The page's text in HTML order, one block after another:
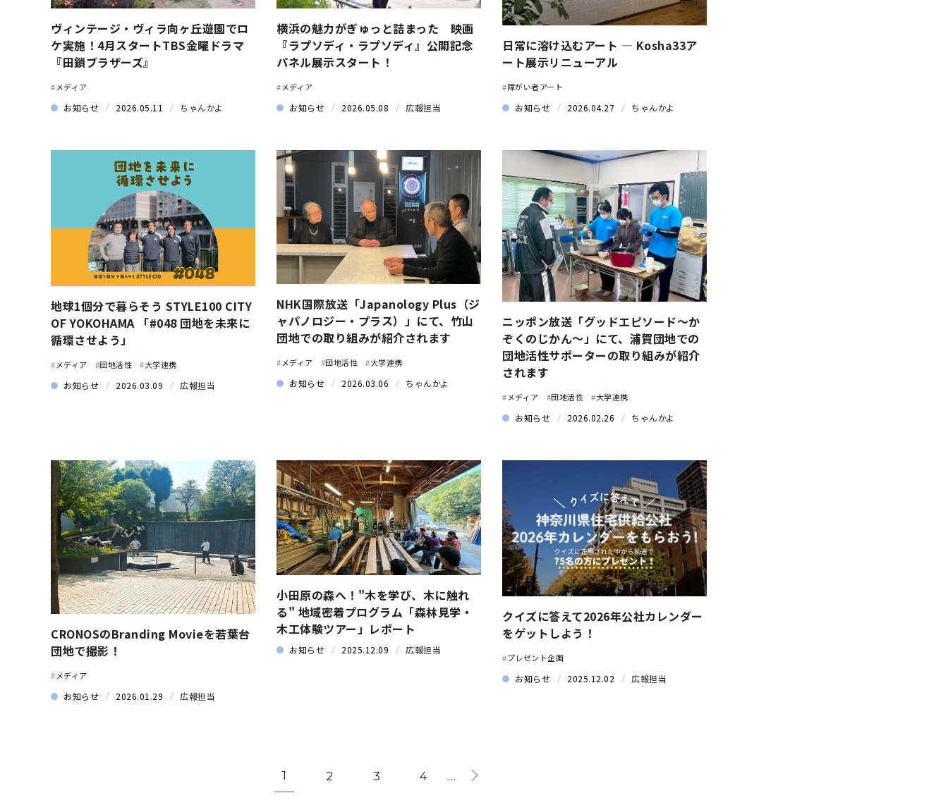
ヴィンテージ・ヴィラ向ヶ丘遊園でロ
ケ実施！4月スタートTBS金曜ドラマ
『田鎖ブラザーズ』
#メディア
お知らせ 2026.05.11 ちゃんかよ
横浜の魅力がぎゅっと詰まった 映画
『ラプソディ・ラプソディ』公開記念
パネル展示スタート！
#メディア
お知らせ 2026.05.08 広報担当
日常に溶け込むアート ― Kosha33ア
ート展示リニューアル
#障がい者アート
お知らせ 2026.04.27 ちゃんかよ
地球1個分で暮らそう STYLE100 CITY
OF YOKOHAMA 「#048 団地を未来に
循環させよう」
#メディア #団地活性 #大学連携
お知らせ 2026.03.09 広報担当
NHK国際放送「Japanology Plus（ジ
ャパノロジー・プラス）」にて、竹山
団地での取り組みが紹介されます
#メディア #団地活性 #大学連携
お知らせ 2026.03.06 ちゃんかよ
ニッポン放送「グッドエピソード～か
ぞくのじかん～」にて、浦賀団地での
団地活性サポーターの取り組みが紹介
されます
#メディア #団地活性 #大学連携
お知らせ 2026.02.26 ちゃんかよ
CRONOSのBranding Movieを若葉台
団地で撮影！
#メディア
お知らせ 2026.01.29 広報担当
小田原の森へ！"木を学び、木に触れ
る" 地域密着プログラム「森林見学・
木工体験ツアー」レポート
お知らせ 2025.12.09 広報担当
クイズに答えて2026年公社カレンダー
をゲットしよう！
#プレゼント企画
お知らせ 2025.12.02 広報担当
1 2 3 4 …